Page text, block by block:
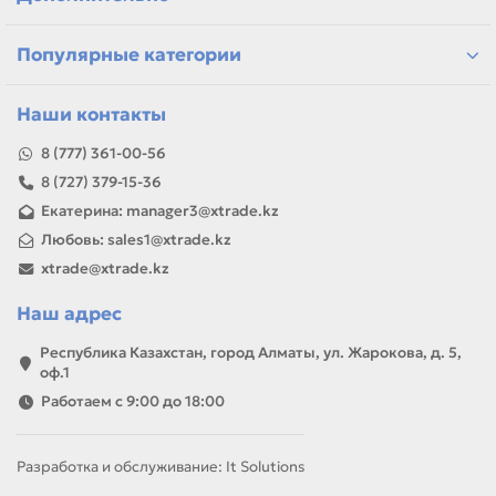
или задачей, товар можно использовать для замены,
запаса.
Популярные категории
Наши контакты
8 (777) 361-00-56
8 (727) 379-15-36
Екатерина: manager3@xtrade.kz
Любовь: sales1@xtrade.kz
xtrade@xtrade.kz
Наш адрес
Республика Казахстан, город Алматы, ул. Жарокова, д. 5,
оф.1
Работаем с 9:00 до 18:00
Разработка и обслуживание: It Solutions